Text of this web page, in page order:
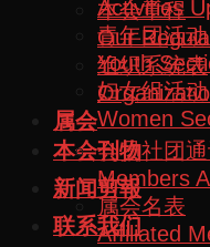
Activities
青年团活动
Youth
妇女组活动
Women
本会刊物
新闻剪報
联系我们
本会章程
Our
组织系统表
属会
会员社团
Members
属会名表
Affiliated